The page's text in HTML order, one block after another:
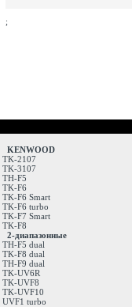
;
KENWOOD
TK-2107
TK-3107
TH-F5
TK-F6
TK-F6 Smart
TK-F6 turbo
TK-F7 Smart
TK-F8
2-диапазонные
TH-F5 dual
TK-F8 dual
TH-F9 dual
TK-UV6R
TK-UVF8
TK-UVF10
UVF1 turbo